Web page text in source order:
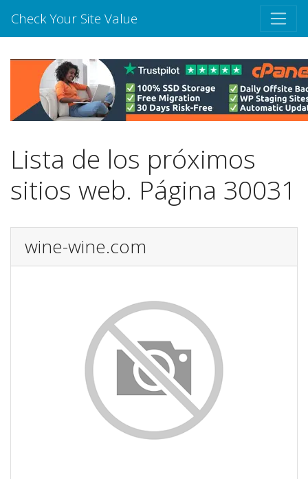
Check Your Site Value
Lista de los próximos
sitios web. Página 30031
wine-wine.com